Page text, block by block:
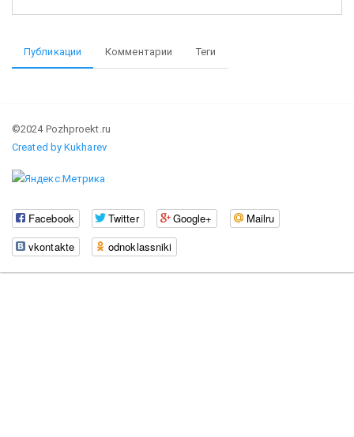
Публикации Комментарии Теги
©2024 Pozhproekt.ru
Created by Kukharev
Facebook Twitter Google+
Mailru
vkontakte
odnoklassniki